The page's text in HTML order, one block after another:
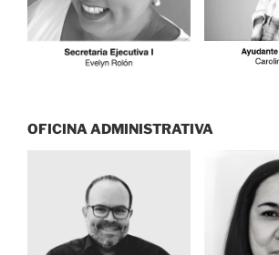
OFICINA ADMINISTRATIVA